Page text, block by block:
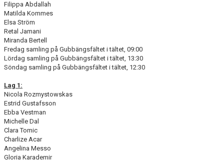
Filippa Abdallah
Matilda Kommes
Elsa Ström
Retal Jamani
Miranda Bertell
Fredag samling på Gubbängsfältet i tältet, 09:00
Lördag samling på Gubbängsfältet i tältet, 13:30
Söndag samling på Gubbängsfältet i tältet, 12:30
Lag 1:
Nicola Rozmystowskas
Estrid Gustafsson
Ebba Vestman
Michelle Dal
Clara Tomic
Charlize Acar
Angelina Messo
Gloria Karademir